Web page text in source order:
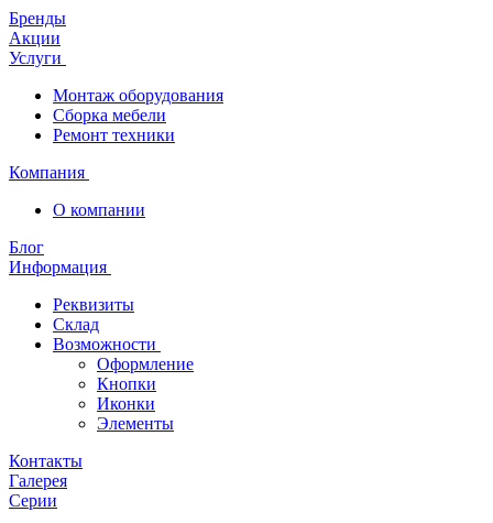
Бренды
Акции
Услуги
Монтаж оборудования
Сборка мебели
Ремонт техники
Компания
О компании
Блог
Информация
Реквизиты
Склад
Возможности
Оформление
Кнопки
Иконки
Элементы
Контакты
Галерея
Cерии